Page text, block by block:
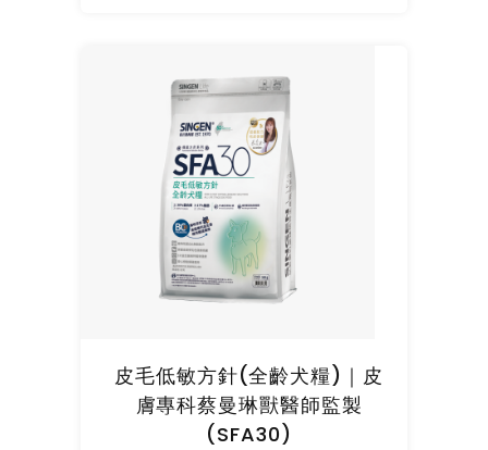
皮毛低敏方針(全齡犬糧)｜皮
膚專科蔡曼琳獸醫師監製
(SFA30)